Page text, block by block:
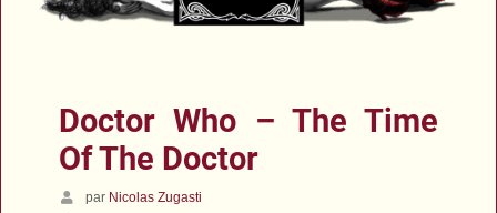
Doctor Who – The Time
Of The Doctor
par Nicolas Zugasti